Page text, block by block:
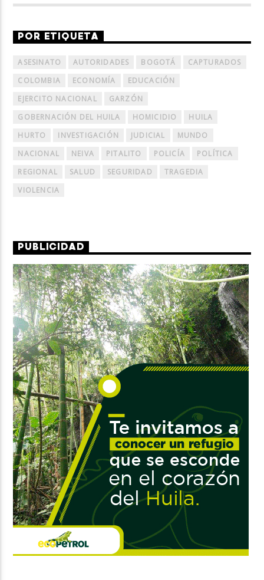
POR ETIQUETA
ASESINATO AUTORIDADES BOGOTÁ
CAPTURADOS
COLOMBIA
ECONOMÍA
EDUCACIÓN
EJERCITO NACIONAL
GARZÓN
GOBERNACIÓN DEL HUILA
HOMICIDIO
HUILA
HURTO
INVESTIGACIÓN JUDICIAL
MUNDO
NACIONAL
NEIVA PITALITO POLICÍA
POLÍTICA
REGIONAL
SALUD SEGURIDAD
TRAGEDIA
VIOLENCIA
PUBLICIDAD